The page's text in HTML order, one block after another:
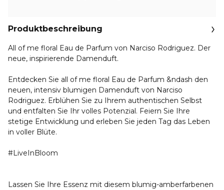
Produktbeschreibung
All of me floral Eau de Parfum von Narciso Rodriguez. Der
neue, inspirierende Damenduft.
Entdecken Sie all of me floral Eau de Parfum &ndash den
neuen, intensiv blumigen Damenduft von Narciso
Rodriguez. Erblühen Sie zu Ihrem authentischen Selbst
und entfalten Sie Ihr volles Potenzial. Feiern Sie Ihre
stetige Entwicklung und erleben Sie jeden Tag das Leben
in voller Blüte.
#LiveInBloom
Lassen Sie Ihre Essenz mit diesem blumig-amberfarbenen